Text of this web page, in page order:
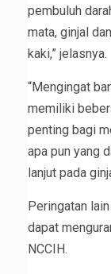
pembuluh
mata, ginjal
kaki,” jelasnya.
“Mengingat
memiliki
penting bagi
apa pun yang
lanjut pada
Peringatan
dapat
NCCIH.